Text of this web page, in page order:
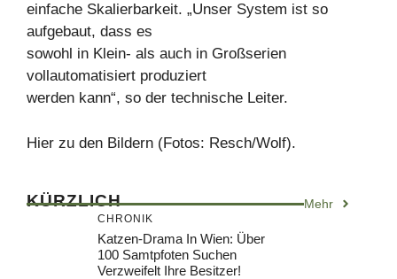
einfache Skalierbarkeit. „Unser System ist so
aufgebaut, dass es
sowohl in Klein- als auch in Großserien
vollautomatisiert produziert
werden kann“, so der technische Leiter.
Hier zu den Bildern (Fotos: Resch/Wolf).
KÜRZLICH Mehr
CHRONIK
Katzen-Drama In Wien: Über
100 Samtpfoten Suchen
Verzweifelt Ihre Besitzer!